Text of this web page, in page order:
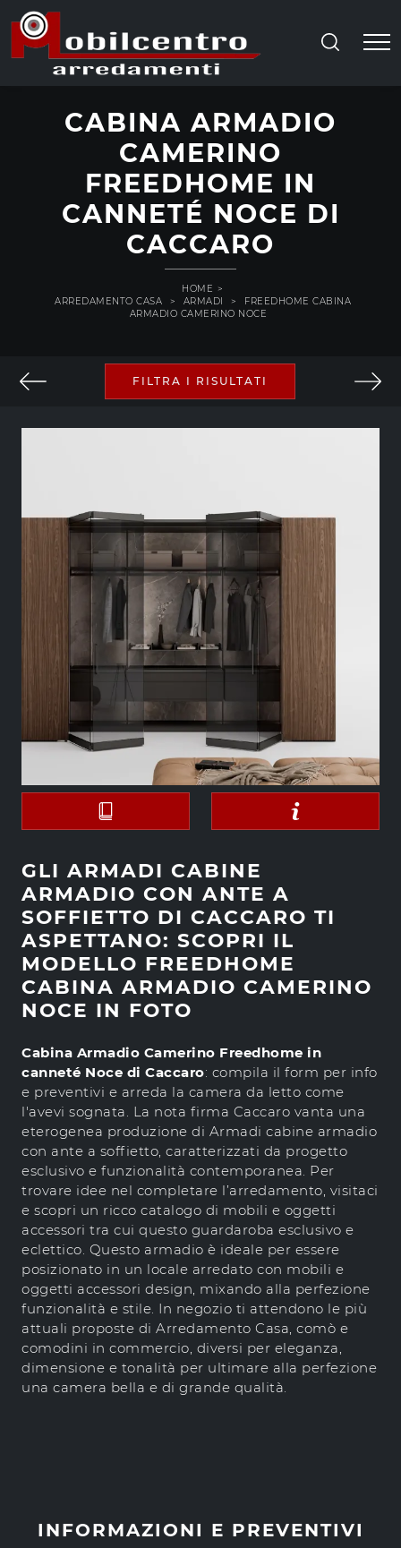
CABINA ARMADIO
CAMERINO
FREEDHOME IN
CANNETÉ NOCE DI
CACCARO
HOME >
ARREDAMENTO CASA
> ARMADI >
FREEDHOME CABINA
ARMADIO CAMERINO NOCE
FILTRA I RISULTATI
GLI ARMADI CABINE
ARMADIO CON ANTE A
SOFFIETTO DI CACCARO TI
ASPETTANO: SCOPRI IL
MODELLO FREEDHOME
CABINA ARMADIO CAMERINO
NOCE IN FOTO
Cabina Armadio Camerino Freedhome in
canneté Noce di Caccaro: compila il form per info
e preventivi e arreda la camera da letto come
l'avevi sognata. La nota firma Caccaro vanta una
eterogenea produzione di Armadi cabine armadio
con ante a soffietto, caratterizzati da progetto
esclusivo e funzionalità contemporanea. Per
trovare idee nel completare l’arredamento, visitaci
e scopri un ricco catalogo di mobili e oggetti
accessori tra cui questo guardaroba esclusivo e
eclettico. Questo armadio è ideale per essere
posizionato in un locale arredato con mobili e
oggetti accessori design, mixando alla perfezione
funzionalità e stile. In negozio ti attendono le più
attuali proposte di Arredamento Casa, comò e
comodini in commercio, diversi per eleganza,
dimensione e tonalità per ultimare alla perfezione
una camera bella e di grande qualità.
INFORMAZIONI E PREVENTIVI